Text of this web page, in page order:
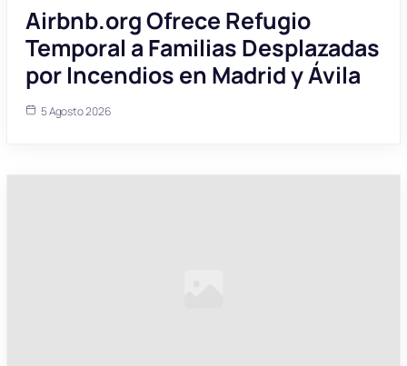
Airbnb.org Ofrece Refugio
Temporal a Familias Desplazadas
por Incendios en Madrid y Ávila
5 Agosto 2026